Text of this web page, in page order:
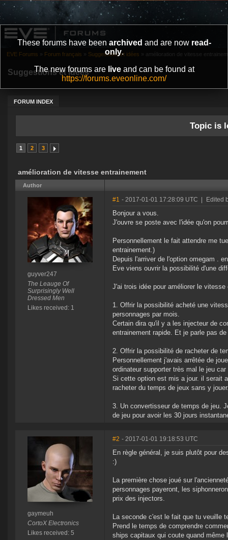
These forums have been archived and are now read-
only.
The new forums are liveand can be found at
https://forums.eveonline.com/
Suggestions et idées
FORUM INDEX
EVE Forums » Forum français » Suggestions et idées » amélioration de vitesse
Topic is
1 2 3
amélioration de vitesse entrainement
Author
guyver247
The Leauge Of
Surprisingly Well
Dressed Men
Likes received: 1
#1 - 2017-01-01 17:28:09 UTC Edited
Bonjour a vous.
J'ouvre se poste avec l'idée qu'on
Personnellement le fait attendre me
entrainement.)
Depuis l'arriver de l'option omegam .
Eve viens ouvrir la possibilité d'une
J'ai trois idée pour améliorer le vitesse
1. Offrir la possibilité acheté une
personnages par mois.
Certain dira qu'il y a les injecteur de
entrainement rapide. Et je parle pas
2. Offrir la possibilité de racheter de
Personnellement j'avais arrêtée de
ordinateur supporter très mal le jeu
Si cette option est mis a jour. il serait
racheter du temps de jeux sans y
3. Un convertisseur de temps de jeu.
de jeu pour avoir les 30 jours
gaymeuh
CortoX Electronics
Likes received: 5
#2 - 2017-01-01 19:18:53 UTC
En règle général, je suis plutôt pour
:)
La première chose joué sur
personnages payeront, les
prix des injectors.
La seconde c'est le fait que tu veuille
Prend le temps de comprendre
ships capitaux qui coute quand